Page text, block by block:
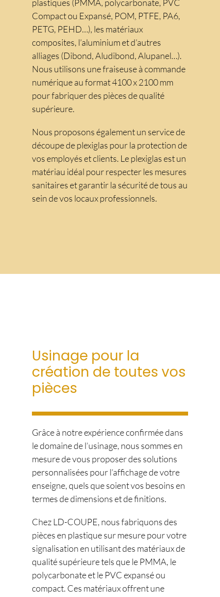
plastiques (PMMA, polycarbonate, PVC
Compact ou Expansé, POM, PTFE, PA6,
PETG, PEHD…), les matériaux
composites, l’aluminium et d’autres
alliages (Dibond, Aludibond, Alupanel…).
Nous utilisons une fraiseuse à commande
numérique au format 4100 x 2100 mm
pour fabriquer des pièces de qualité
supérieure.
Nous proposons également un service de
découpe de plexiglas pour la protection de
vos employés et clients. Le plexiglas est un
matériau idéal pour respecter les mesures
sanitaires et garantir la sécurité de tous au
sein de vos locaux professionnels.
Usinage pour la
création de toutes vos
pièces
Grâce à notre expérience confirmée dans
le domaine de l’usinage, nous sommes en
mesure de vous proposer des solutions
personnalisées pour l’affichage de votre
enseigne, quels que soient vos besoins en
termes de dimensions et de finitions.
Chez LD-COUPE, nous fabriquons des
pièces en plastique sur mesure pour votre
signalisation en utilisant des matériaux de
qualité supérieure tels que le PMMA, le
polycarbonate et le PVC expansé ou
compact. Ces matériaux offrent une